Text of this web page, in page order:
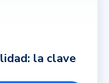
la clave